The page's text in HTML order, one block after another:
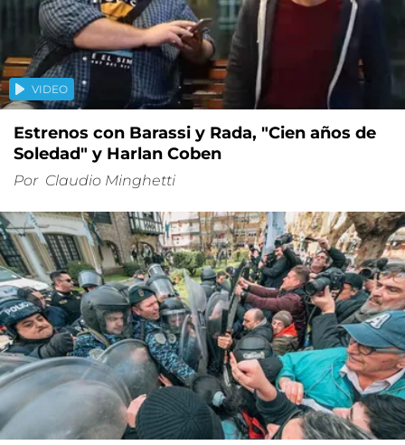
VIDEO
Estrenos con Barassi y Rada, "Cien años de
Soledad" y Harlan Coben
Por Claudio Minghetti